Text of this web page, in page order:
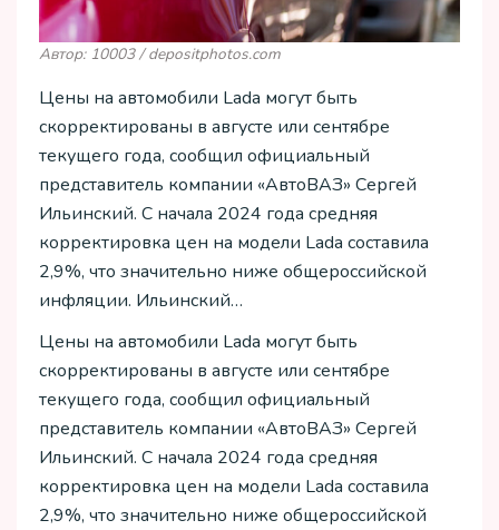
Автор: 10003 / depositphotos.com
Цены на автомобили Lada могут быть
скорректированы в августе или сентябре
текущего года, сообщил официальный
представитель компании «АвтоВАЗ» Сергей
Ильинский. С начала 2024 года средняя
корректировка цен на модели Lada составила
2,9%, что значительно ниже общероссийской
инфляции. Ильинский…
Цены на автомобили Lada могут быть
скорректированы в августе или сентябре
текущего года, сообщил официальный
представитель компании «АвтоВАЗ» Сергей
Ильинский. С начала 2024 года средняя
корректировка цен на модели Lada составила
2,9%, что значительно ниже общероссийской